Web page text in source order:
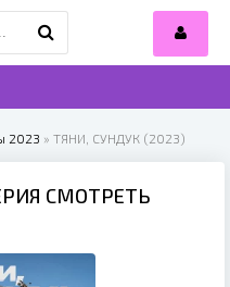
2023 » ТЯНИ, СУНДУК (2023)
СМОТРЕТЬ